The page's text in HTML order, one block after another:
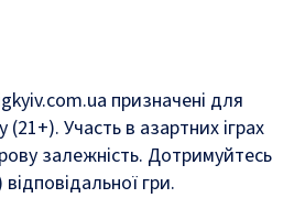
призначені для
(21+). Участь в азартних іграх
залежність. Дотримуйтесь
гри.